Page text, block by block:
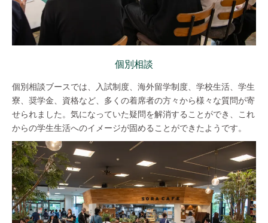
個別相談
個別相談ブースでは、入試制度、海外留学制度、学校生活、学生
寮、奨学金、資格など、多くの着席者の方々から様々な質問が寄
せられました。気になっていた疑問を解消することができ、これ
からの学生生活へのイメージが固めることができたようです。